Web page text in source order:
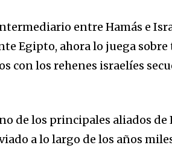
entre Hamás e
Egipto, ahora lo juega sobre
con los rehenes israelíes
de los principales aliados de
a lo largo de los años